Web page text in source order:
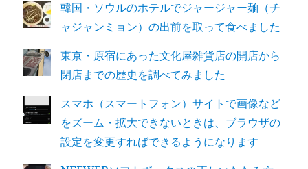
韓国・ソウルのホテルでジャージャー麺（チ
ャジャンミョン）の出前を取って食べました
東京・原宿にあった文化屋雑貨店の開店から
閉店までの歴史を調べてみました
スマホ（スマートフォン）サイトで画像など
をズーム・拡大できないときは、ブラウザの
設定を変更すればできるようになります